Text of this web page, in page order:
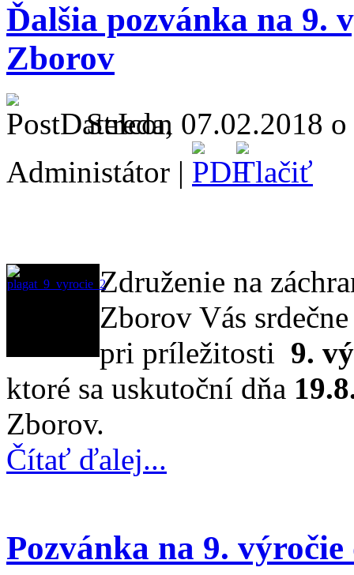
Ďalšia pozvánka na 9.
Zborov
Streda, 07.02.2018
Administátor |
Združenie na
Zborov Vás
pri príležitosti 9.
ktoré sa uskutoční dňa
Zborov.
Čítať ďalej...
Pozvánka na 9.